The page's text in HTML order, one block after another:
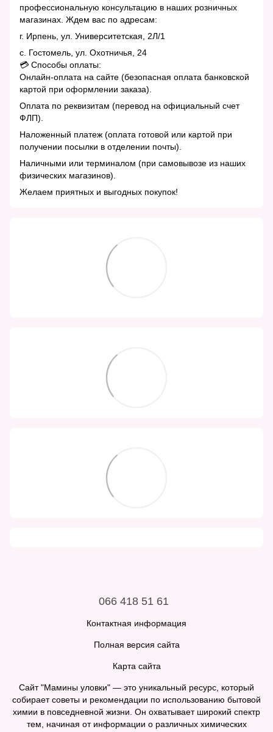
профессиональную консультацию в наших розничных
магазинах. Ждем вас по адресам:
г. Ирпень, ул. Университетская, 2Л/1
с. Гостомель, ул. Охотничья, 24
💳 Способы оплаты:
Онлайн-оплата на сайте (безопасная оплата банковской
картой при оформлении заказа).
Оплата по реквизитам (перевод на официальный счет
ФЛП).
Наложенный платеж (оплата готовой или картой при
получении посылки в отделении почты).
Наличными или терминалом (при самовывозе из наших
физических магазинов).
Желаем приятных и выгодных покупок!
066 418 51 61
Контактная информация
Полная версия сайта
Карта сайта
Сайт "Мамины уловки" — это уникальный ресурс, который
собирает советы и рекомендации по использованию бытовой
химии в повседневной жизни. Он охватывает широкий спектр
тем, начиная от информации о различных химических